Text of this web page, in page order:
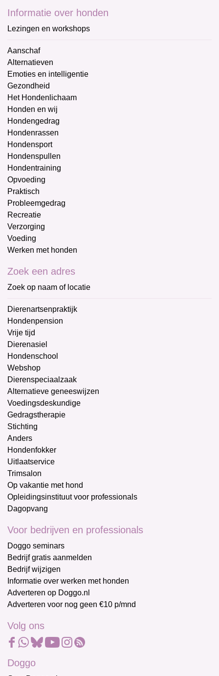
Informatie over honden
Lezingen en workshops
Aanschaf
Alternatieven
Emoties en intelligentie
Gezondheid
Het Hondenlichaam
Honden en wij
Hondengedrag
Hondenrassen
Hondensport
Hondenspullen
Hondentraining
Opvoeding
Praktisch
Probleemgedrag
Recreatie
Verzorging
Voeding
Werken met honden
Zoek een adres
Zoek op naam of locatie
Dierenartsenpraktijk
Hondenpension
Vrije tijd
Dierenasiel
Hondenschool
Webshop
Dierenspeciaalzaak
Alternatieve geneeswijzen
Voedingsdeskundige
Gedragstherapie
Stichting
Anders
Hondenfokker
Uitlaatservice
Trimsalon
Op vakantie met hond
Opleidingsinstituut voor professionals
Dagopvang
Voor bedrijven en professionals
Doggo seminars
Bedrijf gratis aanmelden
Bedrijf wijzigen
Informatie over werken met honden
Adverteren op Doggo.nl
Adverteren voor nog geen €10 p/mnd
Volg ons
Doggo